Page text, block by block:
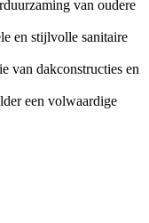
van oudere
en stijlvolle sanitaire
van dakconstructies en
een volwaardige